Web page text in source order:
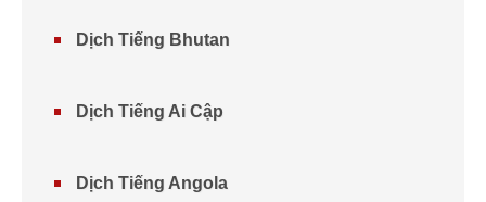
Dịch Tiếng Bhutan
Dịch Tiếng Ai Cập
Dịch Tiếng Angola